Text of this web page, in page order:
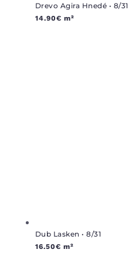
Drevo Agira Hnedé • 8/31
14.90€ m²
Dub Lasken • 8/31
16.50€ m²